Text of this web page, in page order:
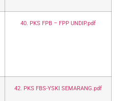
40. PKS FPB – FPP UNDIP.pdf
42. PKS FBS-YSKI SEMARANG.pdf